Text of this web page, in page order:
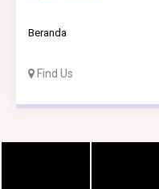
Beranda
Find Us